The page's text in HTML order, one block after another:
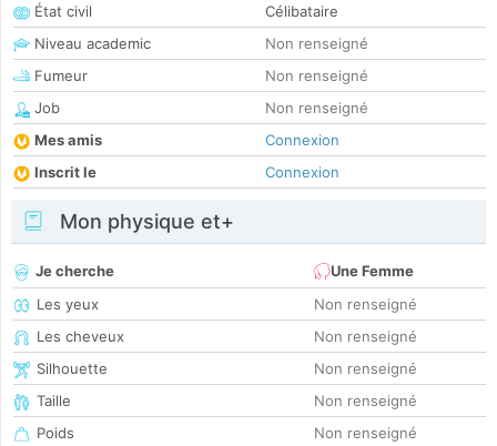
État civil
Célibataire
Niveau academic
Non renseigné
Fumeur
Non renseigné
Job
Non renseigné
Mes amis
Connexion
Inscrit le
Connexion
Mon physique et+
Je cherche
Une Femme
Les yeux
Non renseigné
Les cheveux
Non renseigné
Silhouette
Non renseigné
Taille
Non renseigné
Poids
Non renseigné